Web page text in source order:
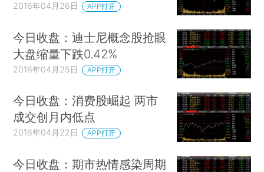
2016年04月26日 APP打开
今日收盘：迪士尼概念股抢眼
大盘缩量下跌0.42%
2016年04月25日 APP打开
今日收盘：消费股崛起 两市
成交创月内低点
2016年04月22日 APP打开
今日收盘：期市热情感染周期